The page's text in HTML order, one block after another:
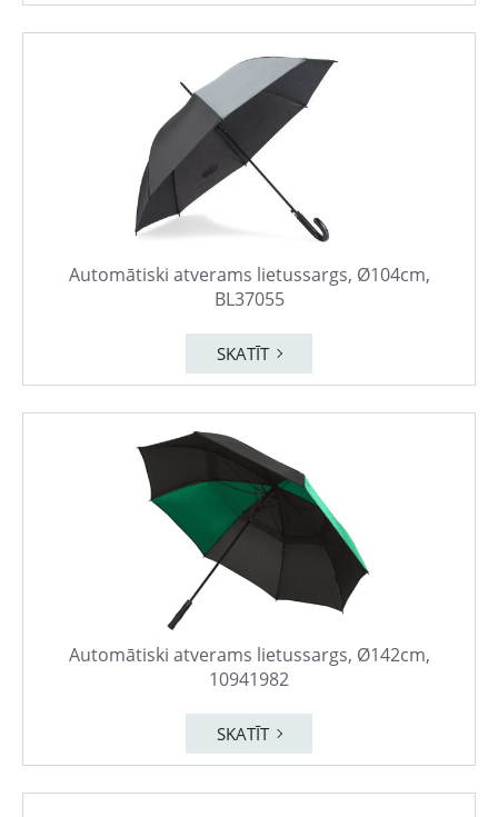
Automātiski atverams lietussargs, Ø104cm,
BL37055
SKATĪT
Automātiski atverams lietussargs, Ø142cm,
10941982
SKATĪT